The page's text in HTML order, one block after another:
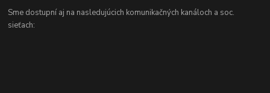
Sme dostupní aj na nasledujúcich komunikačných kanáloch a soc.
sieťach: